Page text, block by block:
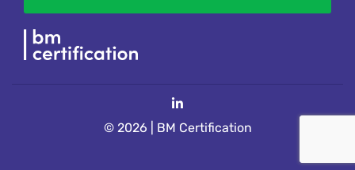
© 2026 | BM Certification